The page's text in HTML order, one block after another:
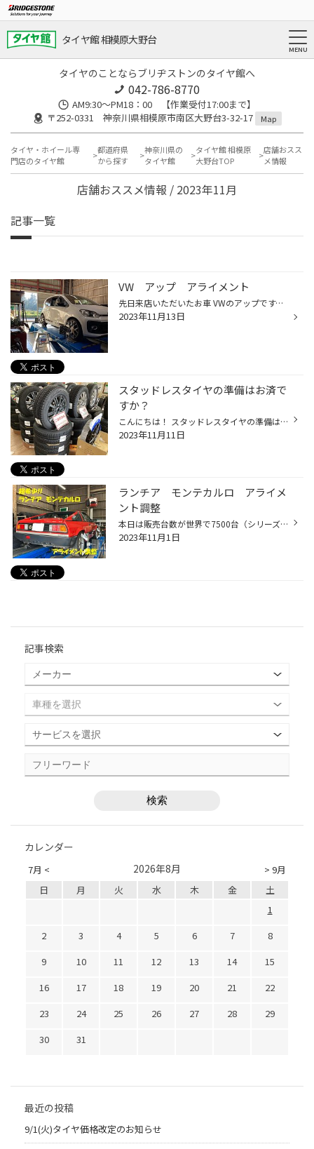
タイヤ館 相模原大野台
タイヤのことならブリヂストンのタイヤ館へ
042-786-8770
AM9:30～PM18：00 【作業受付17:00まで】
〒252-0331 神奈川県相模原市南区大野台3-32-17
Map
タイヤ・ホイール専
門店のタイヤ館
都道府県
から探す
神奈川県の
タイヤ館
タイヤ館 相模原
大野台TOP
店舗おスス
メ情報
店舗おススメ情報 / 2023年11月
記事一覧
VW アップ アライメント
先日来店いただいたお車 VWのアップです。 センサーを取り付けてスタートです。 左のフロントが大きくズレています。 お客様に聞いてみたところ、縁石に乗り上げたようで そのあとから走行に違和感を感じて今回アライメントを予約したそうです。 数字が物語っていますね。 走行に違和感がある方もそ...
2023年11月13日
スタッドレスタイヤの準備はお済で
すか？
こんにちは！ スタッドレスタイヤの準備は皆さまお済ですか？ 店内にご成約頂いているセット品を一部並べてみました。 現行シエンタに装着予定です。 185/65R15 VRX2 セット品です。 205/60R16 VRX2 セット品 90ノア 90VOXY に装着できます。 暖かい日も続き、今のところまだご準備可能です。 困っ...
2023年11月11日
ランチア モンテカルロ アライメ
ント調整
本日は販売台数が世界で7500台（シリーズ１・２・スパイダー含）、日本には50台あるかどうかの超希少車 ランチア モンテカルロのアライメント調整を致しました！ めちゃくちゃ綺麗で博物館にあっても遜色ないレベルの状態です。 アライメントを測定してみると 全体的にそんなにズレてはいませんが ...
2023年11月1日
記事検索
カレンダー
7月 < > 9月
2026年8月
日 月 火 水 木 金
土
1
2
3 4 5 6 7
8
9
10 11 12 13 14
15
16
17 18 19 20 21
22
23
24 25 26 27 28
29
30
31
最近の投稿
9/1(火)タイヤ価格改定のお知らせ